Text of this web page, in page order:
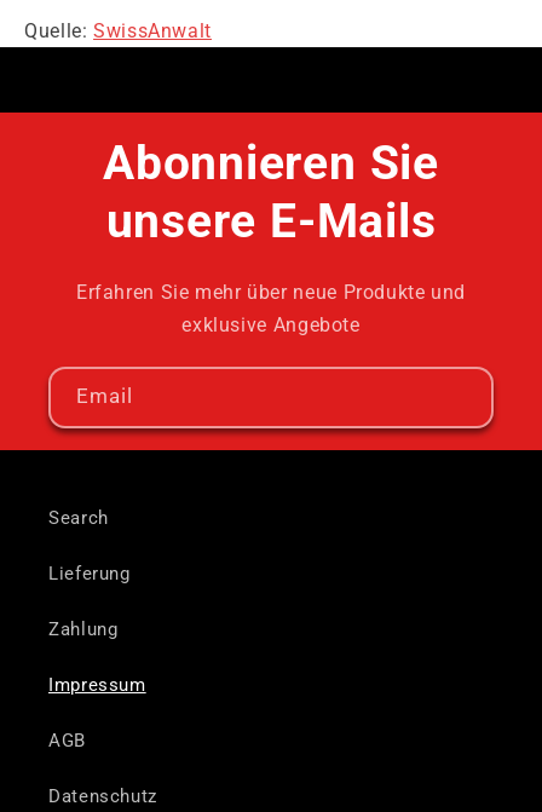
Quelle:SwissAnwalt
Abonnieren Sie
unsere E-Mails
Erfahren Sie mehr über neue Produkte und
exklusive Angebote
Email
Search
Lieferung
Zahlung
Impressum
AGB
Datenschutz